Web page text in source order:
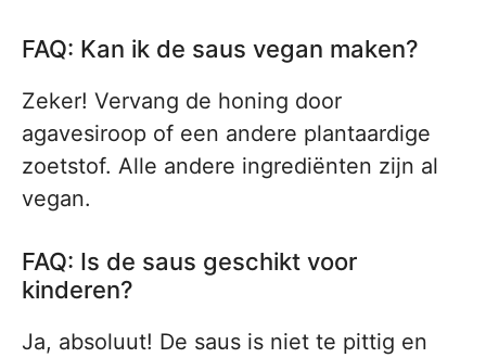
FAQ: Kan ik de saus vegan maken?
Zeker! Vervang de honing door
agavesiroop of een andere plantaardige
zoetstof. Alle andere ingrediënten zijn al
vegan.
FAQ: Is de saus geschikt voor
kinderen?
Ja, absoluut! De saus is niet te pittig en